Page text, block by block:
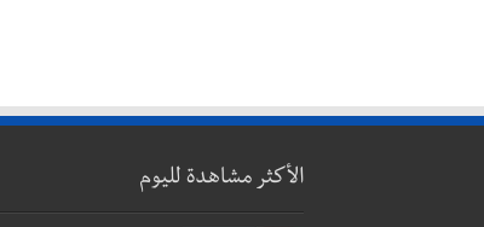
الأكثر مشاهدة لليوم